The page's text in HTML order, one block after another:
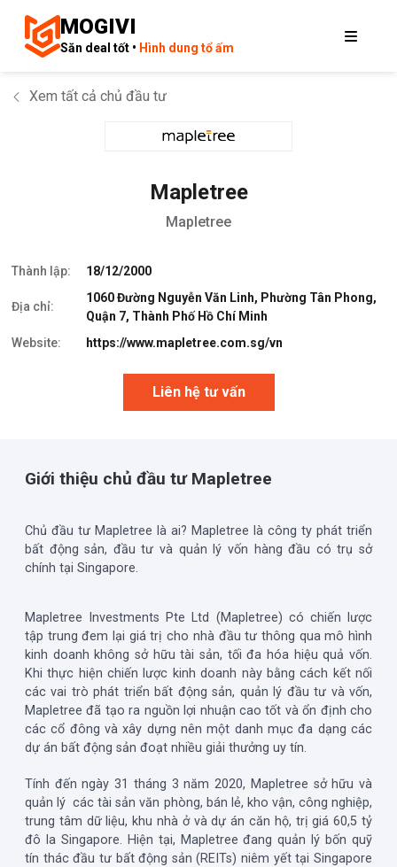
MOGIVI
Săn deal tốt • Hình dung tổ ấm
Xem tất cả chủ đầu tư
Mapletree
Mapletree
Thành lập: 18/12/2000
Địa chỉ:
1060 Đường Nguyễn Văn Linh, Phường Tân Phong,
Quận 7, Thành Phố Hồ Chí Minh
Website:
https://www.mapletree.com.sg/vn
Liên hệ tư vấn
Giới thiệu chủ đầu tư Mapletree
Chủ đầu tư Mapletree là ai? Mapletree là công ty phát triển
bất động sản, đầu tư và quản lý vốn hàng đầu có trụ sở
chính tại Singapore.
Mapletree Investments Pte Ltd (Mapletree) có chiến lược
tập trung đem lại giá trị cho nhà đầu tư thông qua mô hình
kinh doanh không sở hữu tài sản, tối đa hóa hiệu quả vốn.
Khi thực hiện chiến lược kinh doanh này bằng cách kết nối
các vai trò phát triển bất động sản, quản lý đầu tư và vốn,
Mapletree đã tạo ra nguồn lợi nhuận cao tốt và ổn định cho
các cổ đông và xây dựng nên một danh mục đa dạng các
dự án bất động sản đoạt nhiều giải thưởng uy tín.
Tính đến ngày 31 tháng 3 năm 2020, Mapletree sở hữu và
quản lý các tài sản văn phòng, bán lẻ, kho vận, công nghiệp,
trung tâm dữ liệu, khu nhà ở và dự án căn hộ, trị giá 60,5 tỷ
đô la Singapore. Hiện tại, Mapletree đang quản lý bốn quỹ
tín thác đầu tư bất động sản (REITs) niêm yết tại Singapore